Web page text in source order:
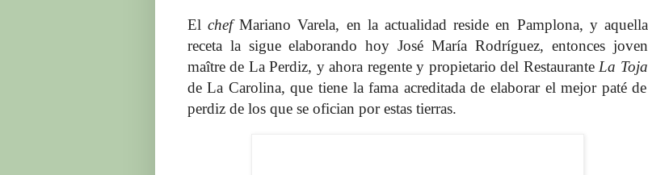
El chefMariano Varela, en la actualidad reside en Pamplona, y aquella
receta la sigue elaborando hoy José María Rodríguez, entonces joven
maître de La Perdiz, y ahora regente y propietario del Restaurante La Toja
de La Carolina, que tiene la fama acreditada de elaborar el mejor paté de
perdiz de los que se ofician por estas tierras.